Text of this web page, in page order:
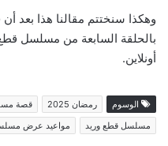
وهكذا سنختتم مقالنا هذا بعد
بالحلقة السابعة من مسلسل
أونلاين.
الوسوم رمضان 2025 قصة
مسلسل قطع وريد
مواعيد عرض